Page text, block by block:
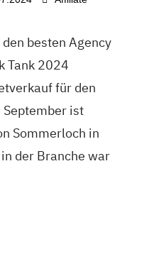
besten Agency
Tank 2024
für den
ist
Sommerloch in
der Branche war